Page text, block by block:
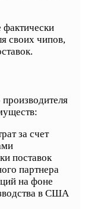
фактически
своих чипов,
за счет
поставок
партнера
на фоне
в США